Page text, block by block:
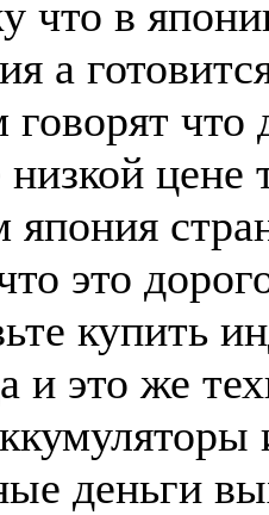
что в
а
что
низкой цене
япония
это
купить
и это же
деньги